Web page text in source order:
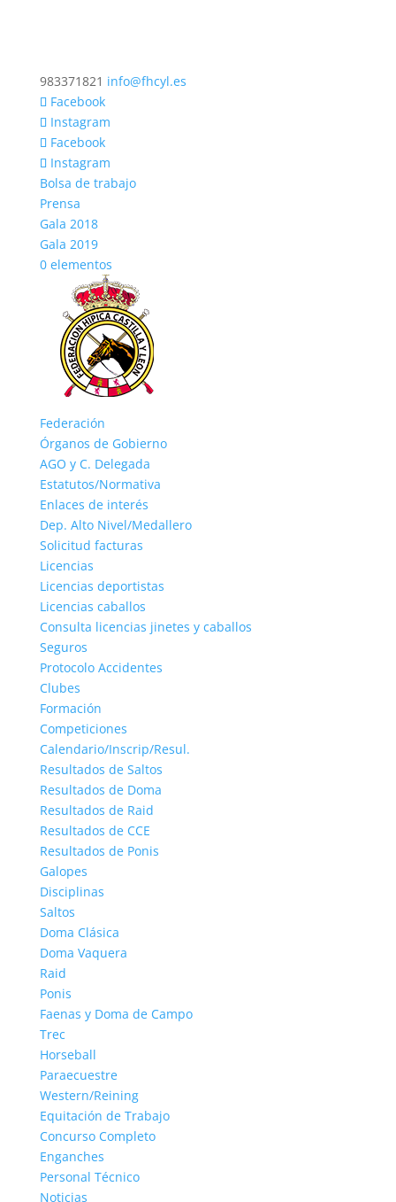
983371821 info@fhcyl.es
Facebook
Instagram
Facebook
Instagram
Bolsa de trabajo
Prensa
Gala 2018
Gala 2019
0 elementos
Federación
Órganos de Gobierno
AGO y C. Delegada
Estatutos/Normativa
Enlaces de interés
Dep. Alto Nivel/Medallero
Solicitud facturas
Licencias
Licencias deportistas
Licencias caballos
Consulta licencias jinetes y caballos
Seguros
Protocolo Accidentes
Clubes
Formación
Competiciones
Calendario/Inscrip/Resul.
Resultados de Saltos
Resultados de Doma
Resultados de Raid
Resultados de CCE
Resultados de Ponis
Galopes
Disciplinas
Saltos
Doma Clásica
Doma Vaquera
Raid
Ponis
Faenas y Doma de Campo
Trec
Horseball
Paraecuestre
Western/Reining
Equitación de Trabajo
Concurso Completo
Enganches
Personal Técnico
Noticias